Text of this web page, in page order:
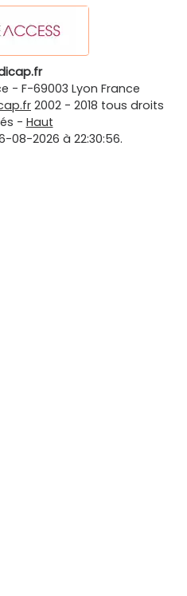
- F-69003 Lyon France
2002 - 2018 tous droits
- Haut
08-2026 à 22:30:56.